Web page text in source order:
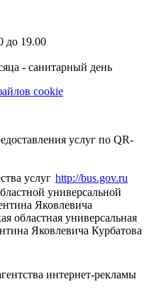
до 19.00
- санитарный день
cookie
услуг по QR-
http://bus.gov.ru
универсальной
Яковлевича
областная универсальная
Яковлевича Курбатова
интернет-рекламы